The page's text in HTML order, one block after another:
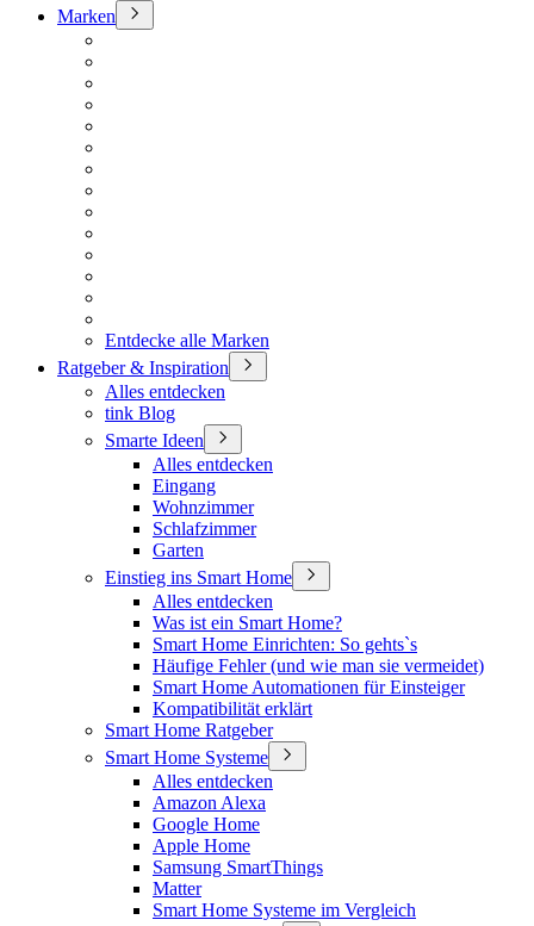
Marken
Entdecke alle Marken
Ratgeber & Inspiration
Alles entdecken
tink Blog
Smarte Ideen
Alles entdecken
Eingang
Wohnzimmer
Schlafzimmer
Garten
Einstieg ins Smart Home
Alles entdecken
Was ist ein Smart Home?
Smart Home Einrichten: So gehts`s
Häufige Fehler (und wie man sie vermeidet)
Smart Home Automationen für Einsteiger
Kompatibilität erklärt
Smart Home Ratgeber
Smart Home Systeme
Alles entdecken
Amazon Alexa
Google Home
Apple Home
Samsung SmartThings
Matter
Smart Home Systeme im Vergleich